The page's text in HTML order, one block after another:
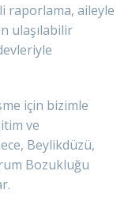
raporlama, aileyle
ulaşılabilir
için bizimle
ve
Beylikdüzü,
Bozukluğu